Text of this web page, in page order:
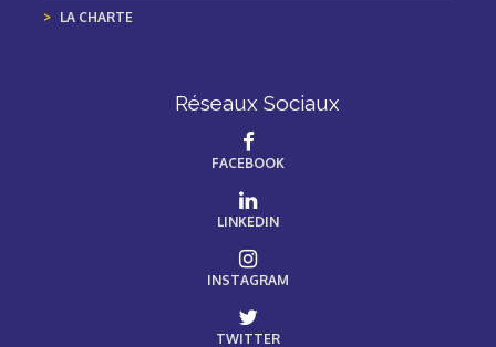
LA CHARTE
Réseaux Sociaux
FACEBOOK
LINKEDIN
INSTAGRAM
TWITTER